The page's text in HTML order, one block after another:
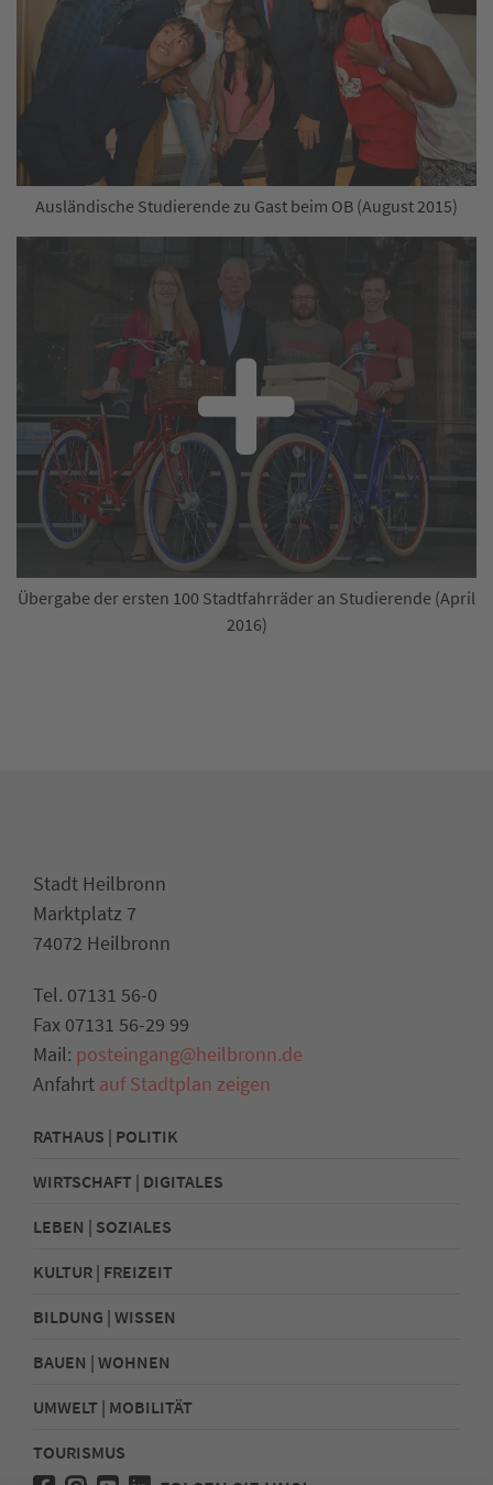
Ausländische Studierende zu Gast beim OB (August 2015)
Übergabe der ersten 100 Stadtfahrräder an Studierende (April
2016)
Stadt Heilbronn
Marktplatz 7
74072 Heilbronn
Tel. 07131 56-0
Fax 07131 56-29 99
Mail: posteingang@heilbronn.de
Anfahrt auf Stadtplan zeigen
RATHAUS | POLITIK
WIRTSCHAFT | DIGITALES
LEBEN | SOZIALES
KULTUR | FREIZEIT
BILDUNG | WISSEN
BAUEN | WOHNEN
UMWELT | MOBILITÄT
TOURISMUS